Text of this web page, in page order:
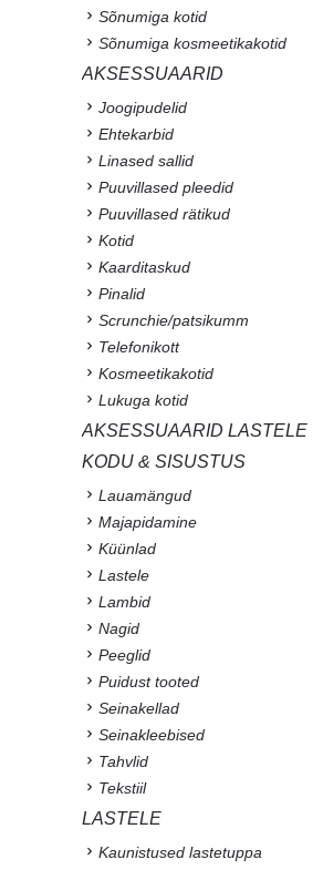
Sõnumiga kotid
Sõnumiga kosmeetikakotid
AKSESSUAARID
Joogipudelid
Ehtekarbid
Linased sallid
Puuvillased pleedid
Puuvillased rätikud
Kotid
Kaarditaskud
Pinalid
Scrunchie/patsikumm
Telefonikott
Kosmeetikakotid
Lukuga kotid
AKSESSUAARID LASTELE
KODU & SISUSTUS
Lauamängud
Majapidamine
Küünlad
Lastele
Lambid
Nagid
Peeglid
Puidust tooted
Seinakellad
Seinakleebised
Tahvlid
Tekstiil
LASTELE
Kaunistused lastetuppa